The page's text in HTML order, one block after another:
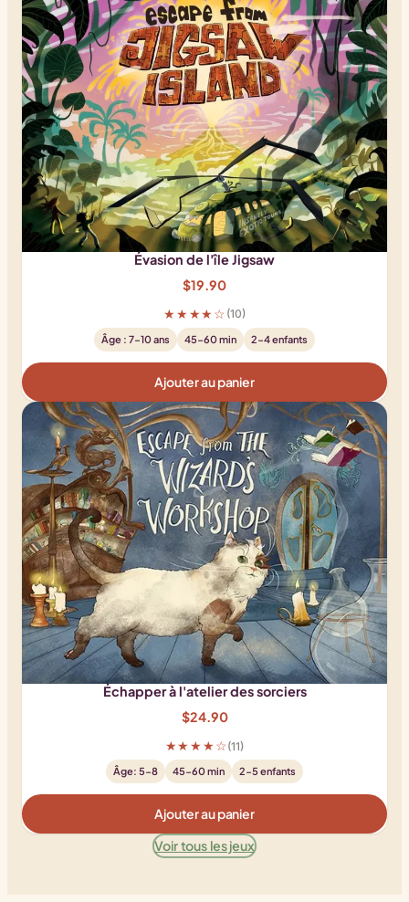
Évasion de l'île Jigsaw
$19.90
★★★★☆ (10)
Âge : 7-10 ans 45-60 min 2-4 enfants
Ajouter au panier
Échapper à l'atelier des sorciers
$24.90
★★★★☆ (11)
Âge: 5-8 45-60 min 2-5 enfants
Ajouter au panier
Voir tous les jeux